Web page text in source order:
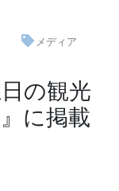
メディア
の観光
に掲載